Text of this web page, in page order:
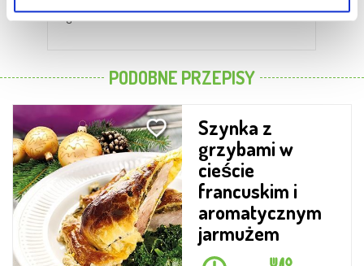
1 kg 1 kg
PODOBNE PRZEPISY
Szynka z
grzybami w
cieście
francuskim i
aromatycznym
jarmużem